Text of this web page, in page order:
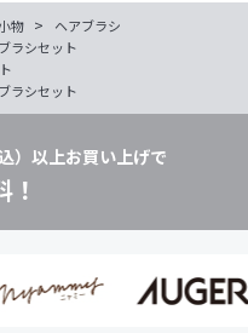
物 > ヘアブラシ
ラシセット
ラシセット
）以上お買い上げで